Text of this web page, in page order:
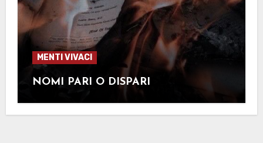
MENTI VIVACI
NOMI PARI O DISPARI